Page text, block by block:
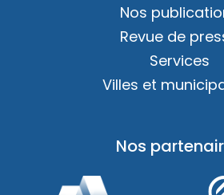
Nos
Revue de
Services
Villes et
Nos